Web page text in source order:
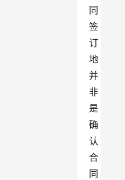
同
签
订
地
并
非
是
确
认
合
同